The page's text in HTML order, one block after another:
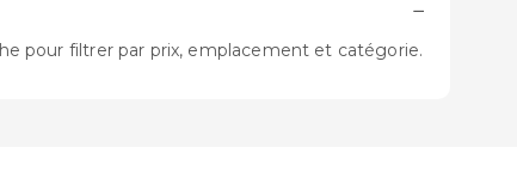
−
pour filtrer par prix, emplacement et catégorie.